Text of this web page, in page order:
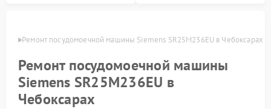
Ремонт посудомоечной машины Siemens SR25M236EU в Чебоксарах
Ремонт посудомоечной машины
Siemens SR25M236EU в
Чебоксарах